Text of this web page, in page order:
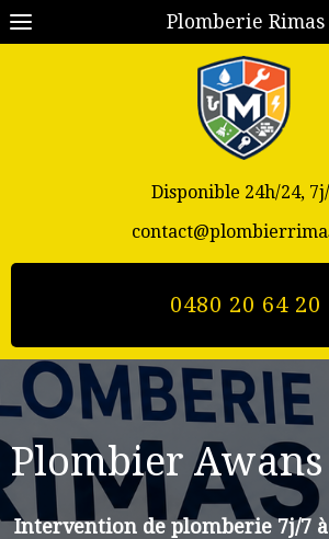
Plomberie Rimas
Disponible 24h/24,
0480 20 64 20
Plombier Awans
Intervention de plomberie 7j/7